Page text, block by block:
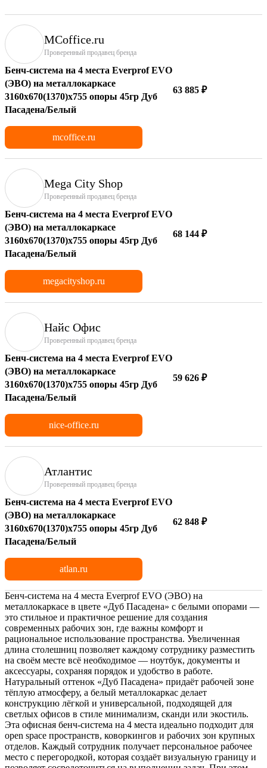
MCoffice.ru
Проверенный продавец бренда
Бенч-система на 4 места Everprof EVO
(ЭВО) на металлокаркасе
3160х670(1370)x755 опоры 45гр Дуб
Пасадена/Белый
63 885 ₽
mcoffice.ru
Mega City Shop
Проверенный продавец бренда
Бенч-система на 4 места Everprof EVO
(ЭВО) на металлокаркасе
3160х670(1370)x755 опоры 45гр Дуб
Пасадена/Белый
68 144 ₽
megacityshop.ru
Найс Офис
Проверенный продавец бренда
Бенч-система на 4 места Everprof EVO
(ЭВО) на металлокаркасе
3160х670(1370)x755 опоры 45гр Дуб
Пасадена/Белый
59 626 ₽
nice-office.ru
Атлантис
Проверенный продавец бренда
Бенч-система на 4 места Everprof EVO
(ЭВО) на металлокаркасе
3160х670(1370)x755 опоры 45гр Дуб
Пасадена/Белый
62 848 ₽
atlan.ru
Бенч-система на 4 места Everprof EVO (ЭВО) на
металлокаркасе в цвете «Дуб Пасадена» с белыми опорами —
это стильное и практичное решение для создания
современных рабочих зон, где важны комфорт и
рациональное использование пространства. Увеличенная
длина столешниц позволяет каждому сотруднику разместить
на своём месте всё необходимое — ноутбук, документы и
аксессуары, сохраняя порядок и удобство в работе.
Натуральный оттенок «Дуб Пасадена» придаёт рабочей зоне
тёплую атмосферу, а белый металлокаркас делает
конструкцию лёгкой и универсальной, подходящей для
светлых офисов в стиле минимализм, сканди или экостиль.
Эта офисная бенч-система на 4 места идеально подходит для
open space пространств, коворкингов и рабочих зон крупных
отделов. Каждый сотрудник получает персональное рабочее
место с перегородкой, которая создаёт визуальную границу и